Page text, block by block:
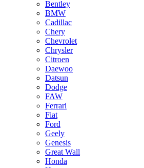
Bentley
BMW
Cadillac
Chery
Chevrolet
Chrysler
Citroen
Daewoo
Datsun
Dodge
FAW
Ferrari
Fiat
Ford
Geely
Genesis
Great Wall
Honda